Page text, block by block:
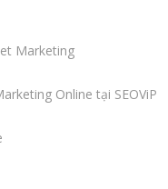
Marketing
Online tại SEOViP